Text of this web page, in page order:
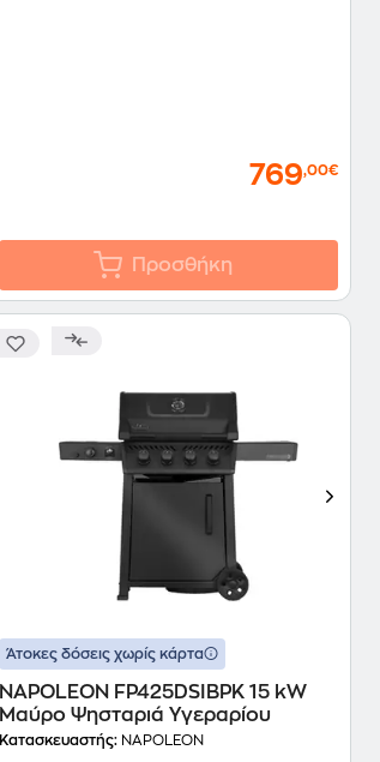
769,00€
Προσθήκη
Άτοκες δόσεις χωρίς κάρτα
NAPOLEON FP425DSIBPK 15 kW
Μαύρο Ψησταριά Υγεραρίου
Κατασκευαστής:NAPOLEON